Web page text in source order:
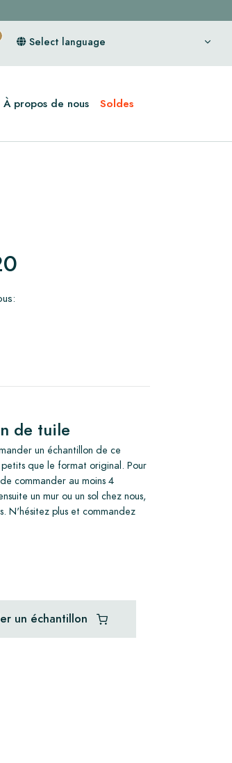
Select language
À propos de nous Soldes
de tuile
un échantillon de ce
que le format original. Pour
commander au moins 4
un mur ou un sol chez nous,
N'hésitez plus et commandez
un échantillon